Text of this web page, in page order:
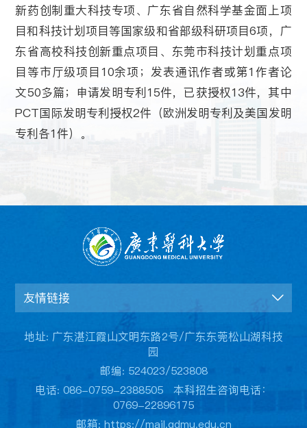
新药创制重大科技专项、广东省自然科学基金面上项
目和科技计划项目等国家级和省部级科研项目6项，广
东省高校科技创新重点项目、东莞市科技计划重点项
目等市厅级项目10余项；发表通讯作者或第1作者论
文50多篇；申请发明专利15件，已获授权13件，其中
PCT国际发明专利授权2件（欧洲发明专利及美国发明
专利各1件）。
友情链接
地址: 广东湛江霞山文明东路2号/广东东莞松山湖科技
园
邮编: 524023/523808
电话: 086-0759-2388505 本科招生咨询电话：
0769-22896175
邮箱: https://mail.gdmu.edu.cn